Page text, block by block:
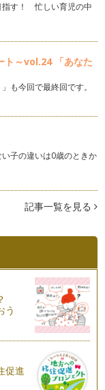
な質問を頂きま
ね。うちの娘もい
ね。ひな祭りを過
、スケジュール通
えた人気のティー
西部の安徽省に
がしない理由
を飲んだのです
指す！ 忙しい育児の中
ト～vol.24 「あなた
も今回で最終回です。
子の違いは0歳のときか
記事一覧を見る
う
促進